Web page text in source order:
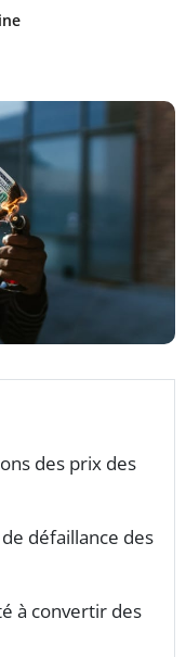
des prix des
défaillance des
à convertir des